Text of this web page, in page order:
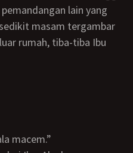
lain yang
masam tergambar
rumah, tiba-tiba Ibu
macem.”